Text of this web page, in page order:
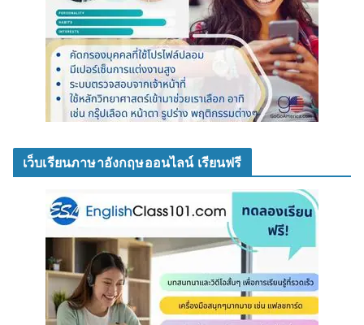
เว็บเรียนภาษาอังกฤษออนไลน์ เรียนฟรี